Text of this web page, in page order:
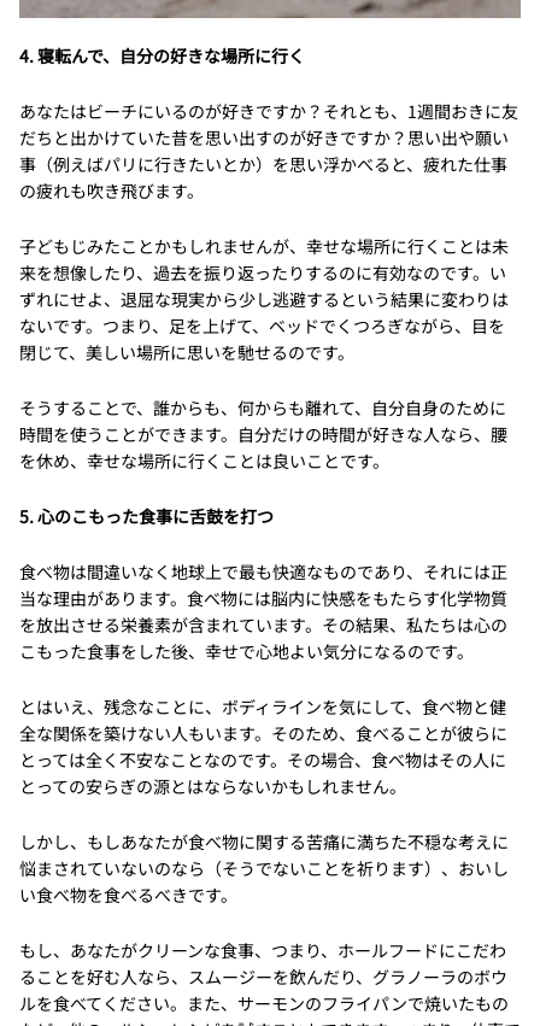
4. 寝転んで、自分の好きな場所に行く
あなたはビーチにいるのが好きですか？それとも、1週間おきに友
だちと出かけていた昔を思い出すのが好きですか？思い出や願い
事（例えばパリに行きたいとか）を思い浮かべると、疲れた仕事
の疲れも吹き飛びます。
子どもじみたことかもしれませんが、幸せな場所に行くことは未
来を想像したり、過去を振り返ったりするのに有効なのです。い
ずれにせよ、退屈な現実から少し逃避するという結果に変わりは
ないです。つまり、足を上げて、ベッドでくつろぎながら、目を
閉じて、美しい場所に思いを馳せるのです。
そうすることで、誰からも、何からも離れて、自分自身のために
時間を使うことができます。自分だけの時間が好きな人なら、腰
を休め、幸せな場所に行くことは良いことです。
5. 心のこもった食事に舌鼓を打つ
食べ物は間違いなく地球上で最も快適なものであり、それには正
当な理由があります。食べ物には脳内に快感をもたらす化学物質
を放出させる栄養素が含まれています。その結果、私たちは心の
こもった食事をした後、幸せで心地よい気分になるのです。
とはいえ、残念なことに、ボディラインを気にして、食べ物と健
全な関係を築けない人もいます。そのため、食べることが彼らに
とっては全く不安なことなのです。その場合、食べ物はその人に
とっての安らぎの源とはならないかもしれません。
しかし、もしあなたが食べ物に関する苦痛に満ちた不穏な考えに
悩まされていないのなら（そうでないことを祈ります）、おいし
い食べ物を食べるべきです。
もし、あなたがクリーンな食事、つまり、ホールフードにこだわ
ることを好む人なら、スムージーを飲んだり、グラノーラのボウ
ルを食べてください。また、サーモンのフライパンで焼いたもの